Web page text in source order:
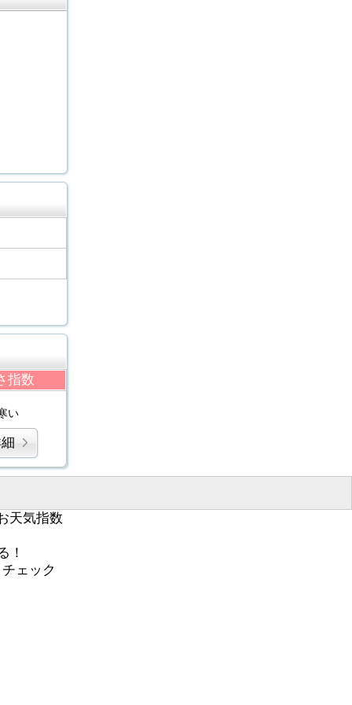
指数
い
天気指数
！
ェック